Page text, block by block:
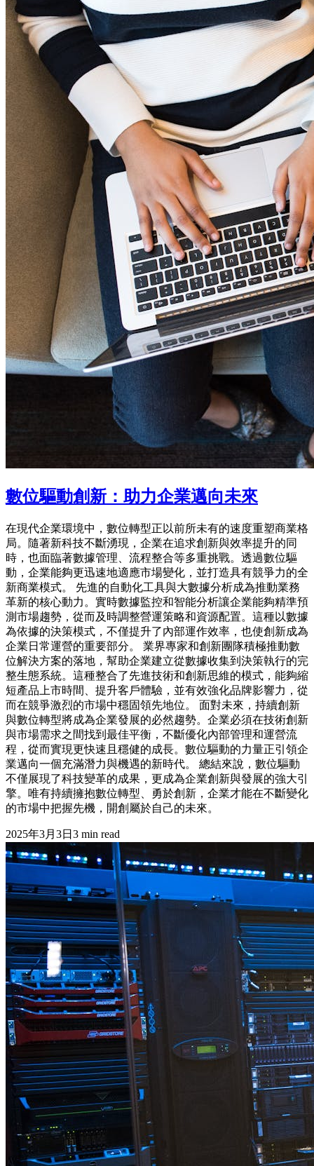
數位驅動創新：助力企業邁向未來
在現代企業環境中，數位轉型正以前所未有的速度重塑商業格
局。隨著新科技不斷湧現，企業在追求創新與效率提升的同
時，也面臨著數據管理、流程整合等多重挑戰。透過數位驅
動，企業能夠更迅速地適應市場變化，並打造具有競爭力的全
新商業模式。 先進的自動化工具與大數據分析成為推動業務
革新的核心動力。實時數據監控和智能分析讓企業能夠精準預
測市場趨勢，從而及時調整營運策略和資源配置。這種以數據
為依據的決策模式，不僅提升了內部運作效率，也使創新成為
企業日常運營的重要部分。 業界專家和創新團隊積極推動數
位解決方案的落地，幫助企業建立從數據收集到決策執行的完
整生態系統。這種整合了先進技術和創新思維的模式，能夠縮
短產品上市時間、提升客戶體驗，並有效強化品牌影響力，從
而在競爭激烈的市場中穩固領先地位。 面對未來，持續創新
與數位轉型將成為企業發展的必然趨勢。企業必須在技術創新
與市場需求之間找到最佳平衡，不斷優化內部管理和運營流
程，從而實現更快速且穩健的成長。數位驅動的力量正引領企
業邁向一個充滿潛力與機遇的新時代。 總結來說，數位驅動
不僅展現了科技變革的成果，更成為企業創新與發展的強大引
擎。唯有持續擁抱數位轉型、勇於創新，企業才能在不斷變化
的市場中把握先機，開創屬於自己的未來。
2025年3月3日 3 min read